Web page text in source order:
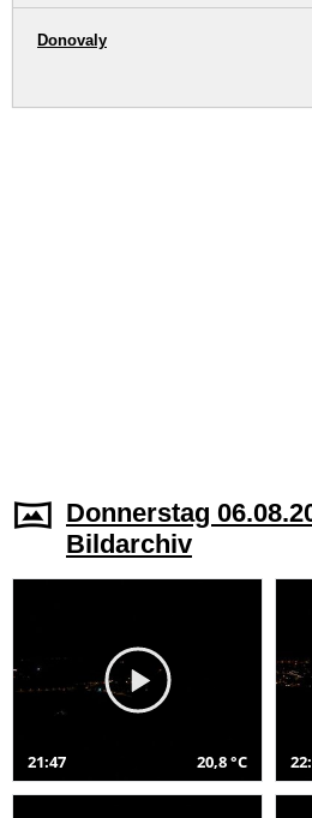
Donovaly
Donnerstag
Bildarchiv
21:47 20,8 °C